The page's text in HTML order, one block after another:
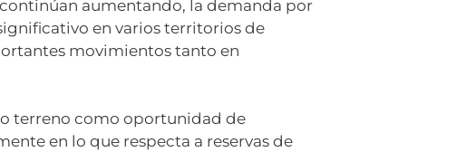
aumentando, la demanda por
en varios territorios de
movimientos tanto en
terreno como oportunidad de
en lo que respecta a reservas de